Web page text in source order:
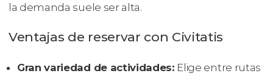
la demanda suele ser alta.
Ventajas de reservar con Civitatis
Gran variedad de actividades: Elige entre rutas